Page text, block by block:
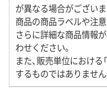
が異なる場合がござい
商品の商品ラベルや注
さらに詳細な商品情報
わせください。
また、販売単位における
するものではありませ